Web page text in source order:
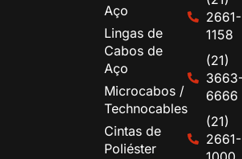
Aço
Lingas de
Cabos de
Aço
Microcabos /
Technocables
Cintas de
Poliéster
2661-
1158
(21)
6666
(21)
2661-